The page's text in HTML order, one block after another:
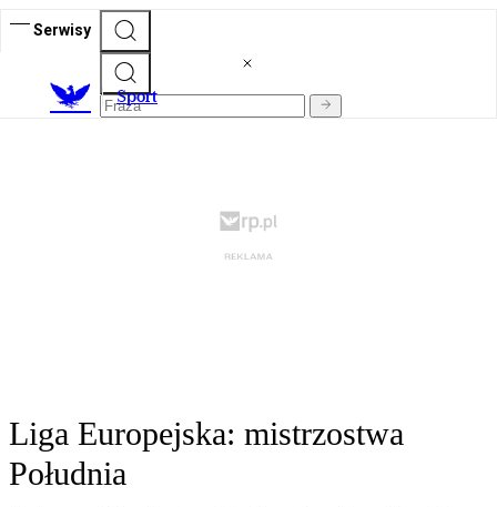
Serwisy
Sport
Liga Europejska: mistrzostwa
Południa